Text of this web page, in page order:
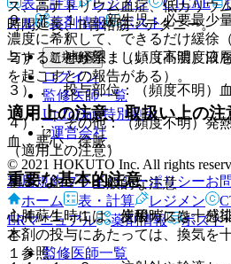
９．７．１． 新生児：必要最少
濃度に希釈して、できるだけ緩徐
与することが望ましい（高濃度液
を起こすとの報告がある）。
適用上の注意、取扱い上の注
（適用上の注意）
１４．１． 全般的な注意
１４．１．１． 使用時には、感
と。
ス、高ナトリウム血症、低カリウ
時間延長、B骨格筋：テタニー。
２）． 神経系：（頻度不明）口
３）． 投与部位：（頻度不明）血
４）． その他：（頻度不明）発
血、悪心、徐脈。
重要な基本的注意
心肺蘇生時には、炭酸ガスを十分
本剤の投与にあたっては、換気を
１参照〕。
アル
薬剤情報 ポスト
新規登録
ログイン
監修医師一覧
UpToDate特別割引
運営会社
© 2021 HOKUTO Inc. All rights
利用規約プライバシーポリシーお
ホーム
表・計算 レジメン
ERマニュアル
薬剤情報 ポスト
監修医師一覧